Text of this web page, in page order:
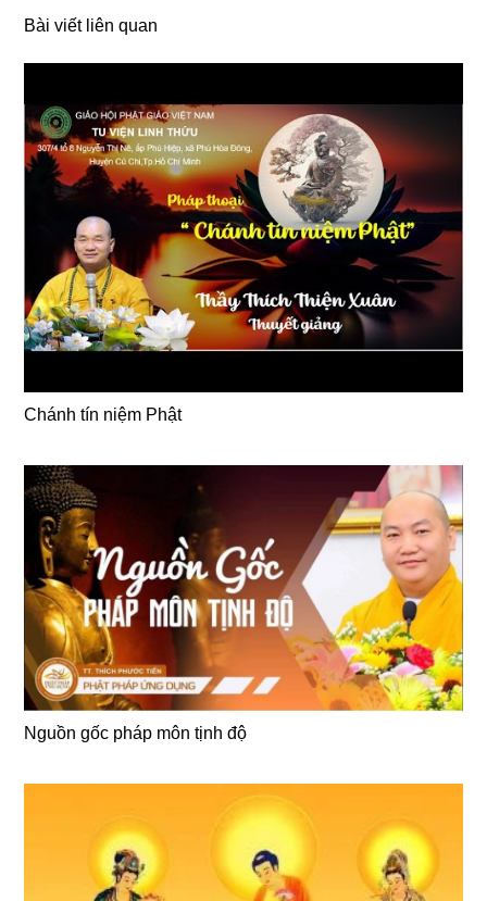
Bài viết liên quan
Chánh tín niệm Phật
Nguồn gốc pháp môn tịnh độ